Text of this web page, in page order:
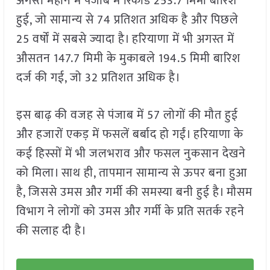
हुई, जो सामान्य से 74 प्रतिशत अधिक है और पिछले
25 वर्षों में सबसे ज्यादा है। हरियाणा में भी अगस्त में
औसतन 147.7 मिमी के मुकाबले 194.5 मिमी बारिश
दर्ज की गई, जो 32 प्रतिशत अधिक है।
इस बाढ़ की वजह से पंजाब में 57 लोगों की मौत हुई
और हजारों एकड़ में फसलें बर्बाद हो गईं। हरियाणा के
कई हिस्सों में भी जलभराव और फसल नुकसान देखने
को मिला। साथ ही, तापमान सामान्य से ऊपर बना हुआ
है, जिससे उमस और गर्मी की समस्या बनी हुई है। मौसम
विभाग ने लोगों को उमस और गर्मी के प्रति सतर्क रहने
की सलाह दी है।